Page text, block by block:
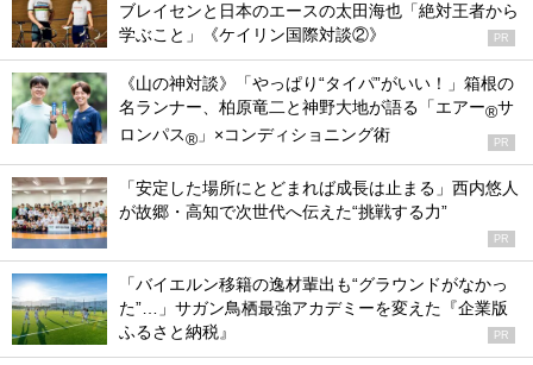
ブレイセンと日本のエースの太田海也「絶対王者から
学ぶこと」《ケイリン国際対談②》
PR
《山の神対談》「やっぱり“タイパ”がいい！」箱根の
名ランナー、柏原竜二と神野大地が語る「エアー®サ
ロンパス® 」×コンディショニング術 PR
「安定した場所にとどまれば成長は止まる」西内悠人
が故郷・高知で次世代へ伝えた“挑戦する力”
PR
「バイエルン移籍の逸材輩出も“グラウンドがなかっ
た”…」サガン鳥栖最強アカデミーを変えた『企業版
ふるさと納税』
PR